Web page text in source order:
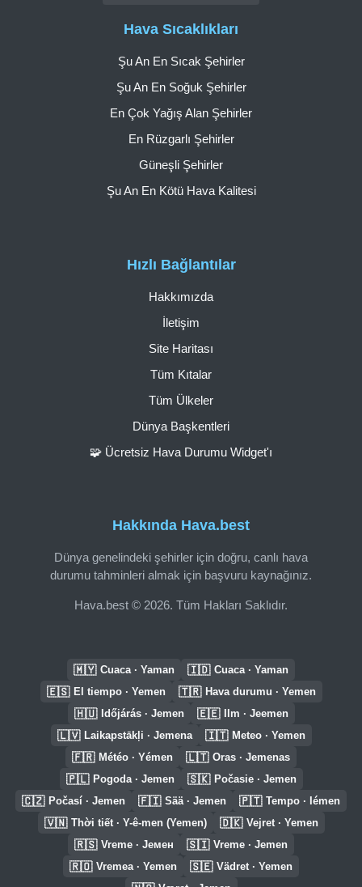
Hakkında Hava.best
Dünya genelindeki şehirler için doğru, canlı hava
durumu tahminleri almak için başvuru kaynağınız.
Hava.best © 2026. Tüm Hakları Saklıdır.
Hızlı Bağlantılar
Hakkımızda
İletişim
Site Haritası
Tüm Kıtalar
Tüm Ülkeler
Dünya Başkentleri
🧩 Ücretsiz Hava Durumu Widget'ı
Hava Sıcaklıkları
Şu An En Sıcak Şehirler
Şu An En Soğuk Şehirler
En Çok Yağış Alan Şehirler
En Rüzgarlı Şehirler
Güneşli Şehirler
Şu An En Kötü Hava Kalitesi
🇲🇾 Cuaca · Yaman 🇮🇩 Cuaca · Yaman
🇪🇸 El tiempo · Yemen 🇹🇷 Hava durumu · Yemen
🇭🇺 Időjárás · Jemen 🇪🇪 Ilm · Jeemen
🇱🇻 Laikapstākļi · Jemena 🇮🇹 Meteo · Yemen
🇫🇷 Météo · Yémen 🇱🇹 Oras · Jemenas
🇵🇱 Pogoda · Jemen 🇸🇰 Počasie · Jemen
🇨🇿 Počasí · Jemen 🇫🇮 Sää · Jemen 🇵🇹 Tempo · Iémen
🇻🇳 Thời tiết · Y-ê-men (Yemen) 🇩🇰 Vejret · Yemen
🇷🇸 Vreme · Јемен 🇸🇮 Vreme · Jemen
🇷🇴 Vremea · Yemen 🇸🇪 Vädret · Yemen